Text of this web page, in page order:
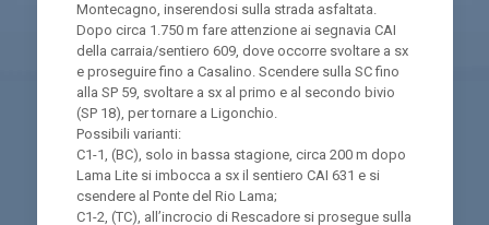
Montecagno, inserendosi sulla strada asfaltata.
Dopo circa 1.750 m fare attenzione ai segnavia CAI
della carraia/sentiero 609, dove occorre svoltare a sx
e proseguire fino a Casalino. Scendere sulla SC fino
alla SP 59, svoltare a sx al primo e al secondo bivio
(SP 18), per tornare a Ligonchio.
Possibili varianti:
C1-1, (BC), solo in bassa stagione, circa 200 m dopo
Lama Lite si imbocca a sx il sentiero CAI 631 e si
csendere al Ponte del Rio Lama;
C1-2, (TC), all’incrocio di Rescadore si prosegue sulla